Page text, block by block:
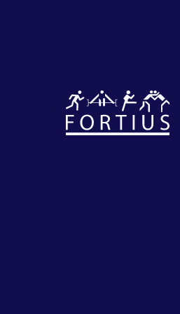
Diverse
disciplines
onder één